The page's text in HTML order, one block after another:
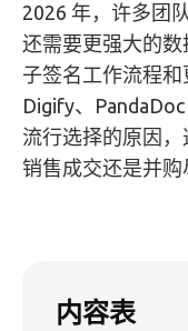
2026 年，许多团
还需要更强大的
子签名工作流程
Digify、
流行选择的原因，
销售成交还是并购
内容表